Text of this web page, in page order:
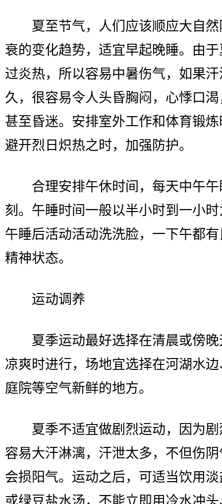
夏至节气，人们应该顺应大自然
衰的变化趋势，适宜早起晚睡。由
过炎热，所以容易中暑伤气，如果
久，很容易令人头昏胸闷，心悸口
甚至昏迷。安排室外工作和体育锻
避开烈日炽热之时，加强防护。
合理安排午休时间，每天中午午
刻。午睡时间一般以半小时到一小
午睡后活动活动洗洗脸，一下午都
精神状态。
运动调养
夏季运动最好选择在清晨或傍晚
凉爽时进行，场地宜选择在河湖水
庭院等空气新鲜的地方。
夏季不适宜做剧烈运动，因为剧
容易大汗淋漓，汗泄太多，不但伤
会损阳气。运动之后，可适当饮用
或绿豆盐水汤，不能立即用冷水冲